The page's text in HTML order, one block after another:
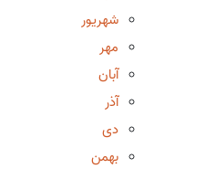
شهریور
مهر
آبان
آذر
دی
بهمن